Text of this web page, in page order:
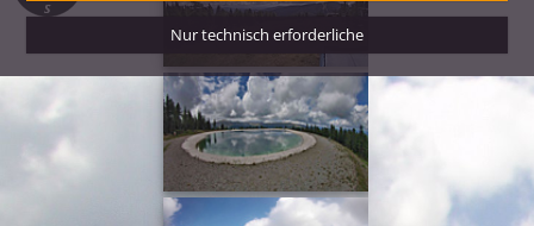
Nur technisch erforderliche
Süd
Hochrindl Kegel
Hochrindl